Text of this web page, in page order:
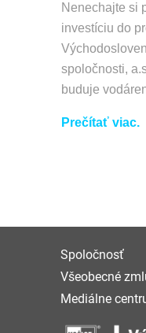
Nenechajte si
investíciu do
spoločnosti,
buduje
Prečítať viac.
Spoločnosť
Všeobecné
Mediálne